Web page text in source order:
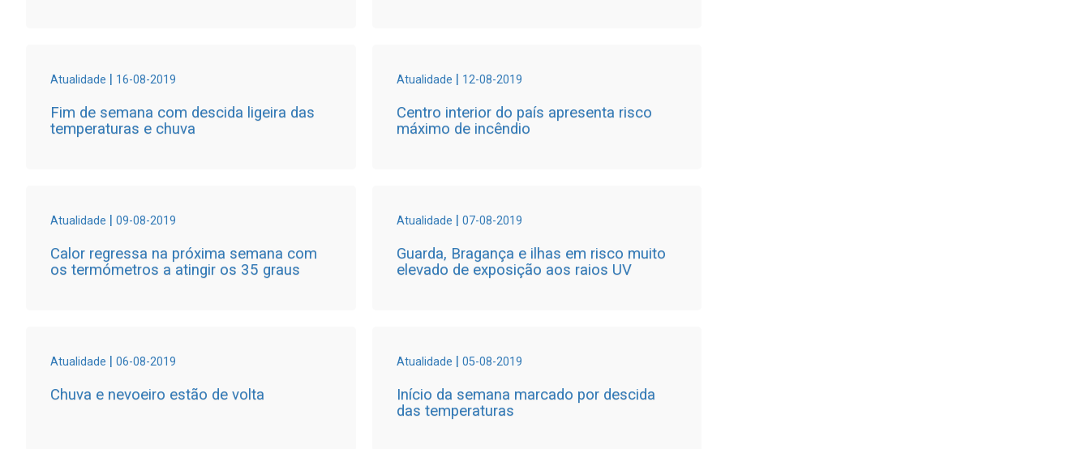
Atualidade | 16-08-2019
Fim de semana com descida ligeira das
temperaturas e chuva
Atualidade | 12-08-2019
Centro interior do país apresenta risco
máximo de incêndio
Atualidade | 09-08-2019
Calor regressa na próxima semana com
os termómetros a atingir os 35 graus
Atualidade | 07-08-2019
Guarda, Bragança e ilhas em risco muito
elevado de exposição aos raios UV
Atualidade | 06-08-2019
Chuva e nevoeiro estão de volta
Atualidade | 05-08-2019
Início da semana marcado por descida
das temperaturas